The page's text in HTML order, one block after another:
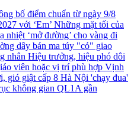
bố điểm chuẩn từ ngày 9/8
với ‘Em’ Những mặt tối của
nhiệt ‘mở đường’ cho vàng đi
dây bán ma túy "cỏ" giao
nhân Hiệu trưởng, hiệu phó dôi
viên hoặc vị trí phù hợp Vịnh
gió giật cấp 8 Hà Nội 'chạy đua'
không gian QL1A gần